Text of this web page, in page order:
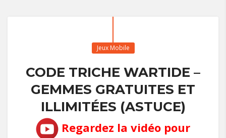
Jeux Mobile
CODE TRICHE WARTIDE –
GEMMES GRATUITES ET
ILLIMITÉES (ASTUCE)
Regardez la vidéo pour